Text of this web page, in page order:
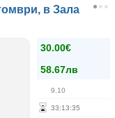
в Зала
30.00€
58.67лв
9.10
33:13:35